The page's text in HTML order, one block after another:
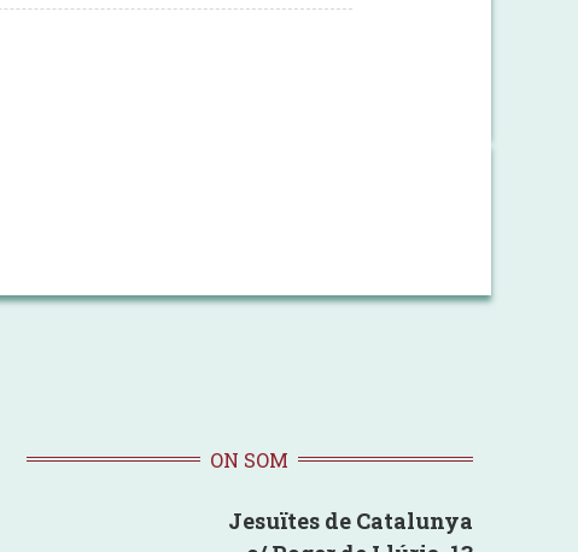
ON SOM
Jesuïtes de Catalunya